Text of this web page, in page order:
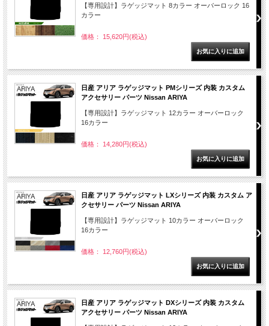
【専用設計】ラゲッジマット 8カラー オーバーロック 16
カラー
価格： 15,620円(税込)
日産 アリア ラゲッジマット PMシリーズ 内装 カスタム
アクセサリー パーツ Nissan ARIYA
【専用設計】ラゲッジマット 12カラー オーバーロック
16カラー
価格： 14,280円(税込)
日産 アリア ラゲッジマット LXシリーズ 内装 カスタム ア
クセサリー パーツ Nissan ARIYA
【専用設計】ラゲッジマット 10カラー オーバーロック
16カラー
価格： 12,760円(税込)
日産 アリア ラゲッジマット DXシリーズ 内装 カスタム
アクセサリー パーツ Nissan ARIYA